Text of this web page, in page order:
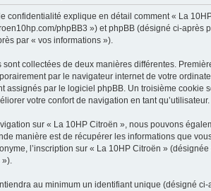
confidentialité explique en détail comment « La
phpBB3 ») et phpBB (désigné ci-
par « vos informations »).
sont collectées de deux manières différentes.
par le navigateur internet de votre
assignés par le logiciel phpBB. Un troisième cookie
votre confort de navigation en tant qu’utilisateur.
sur « La 10HP Citroën », nous pouvons
manière est de récupérer les informations que
l’inscription sur « La 10HP Citroën »
au minimum un identifiant unique (désigné